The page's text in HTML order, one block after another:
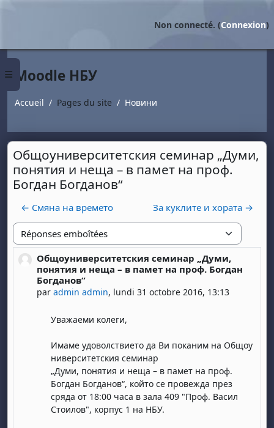
Panneau latéral
Non connecté. (Connexion)
Moodle НБУ
Accueil Pages du site Новини
Общоуниверситетския семинар „Думи,
понятия и неща – в памет на проф.
Богдан Богданов“
← Смяна на времето За куклите и хората →
Type d'affichage
Общоуниверситетския семинар „Думи,
понятия и неща – в памет на проф. Богдан
Богданов“
par admin admin, lundi 31 octobre 2016, 13:13
Nombre de réponses : 0
Уважаеми колеги,
Имаме удоволствието да Ви поканим на Общоу
ниверситетския семинар
„Думи, понятия и неща – в памет на проф.
Богдан Богданов“, който се провежда през
сряда от 18:00 часа в зала 409 "Проф. Васил
Стоилов", корпус 1 на НБУ.